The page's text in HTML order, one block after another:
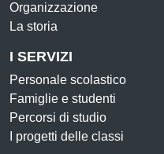
Organizzazione
La storia
I SERVIZI
Personale scolastico
Famiglie e studenti
Percorsi di studio
I progetti delle classi